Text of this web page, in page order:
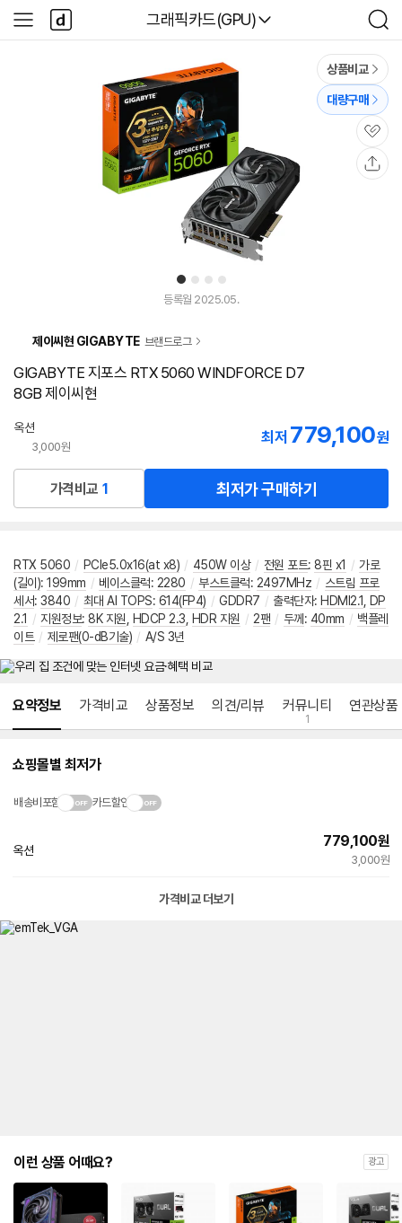
다나와
그래픽카드(GPU)
검
색
사
이
다
나
와
1 2 3 4
상품비교
대량구매
관
심
등록월 2025.05.
제이씨현 GIGABYTE 브랜드로그
GIGABYTE 지포스 RTX 5060 WINDFORCE D7
8GB 제이씨현
옥션
3,000원
최저 779,100원
가격비교 1 최저가 구매하기
RTX 5060 / PCIe5.0x16(at x8) / 450W 이상 / 전원 포트: 8핀 x1 / 가로
(길이): 199mm / 베이스클럭: 2280 / 부스트클럭: 2497MHz / 스트림 프로
세서: 3840 / 최대 AI TOPS: 614(FP4) / GDDR7 / 출력단자: HDMI2.1
DP
2.1 / 지원정보: 8K 지원 HDCP 2.3 HDR 지원 / 2팬 / 두께 : 40mm / 백플레
이트 / 제로팬(0-dB기술) / A/S 3년
요약정보 가격비교 상품정보 의견/리뷰 커뮤니티
1
연관상품
쇼핑몰별 최저가
배송비포함 카드할인
옥션
779,100원
3,000원
가격비교 더보기
이런 상품 어때요? 광고